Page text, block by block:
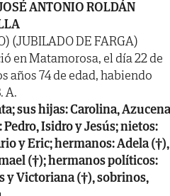
ANTONIO ROLDÁN
(JUBILADO DE FARGA)
en Matamorosa, el día 22 de
años 74 de edad, habiendo
A.
sus hijas: Carolina, Azucena
Isidro y Jesús; nietos:
y Eric; hermanos: Adela (†),
(†); hermanos políticos:
y Victoriana (†), sobrinos,